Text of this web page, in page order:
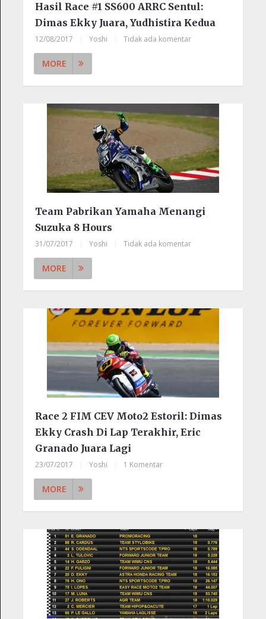
Hasil Race #1 SS600 ARRC Sentul:
Dimas Ekky Juara, Yudhistira Kedua
12/08/2017 Yoshi Tidak ada komentar
MORE
Team Pabrikan Yamaha Menangi
Suzuka 8 Hours
31/07/2017 Yoshi Tidak ada komentar
MORE
Race 2 FIM CEV Moto2 Estoril: Dimas
Ekky Crash Di Lap Terakhir, Eric
Granado Juara Lagi
23/07/2017 Yoshi 1 Komentar
MORE